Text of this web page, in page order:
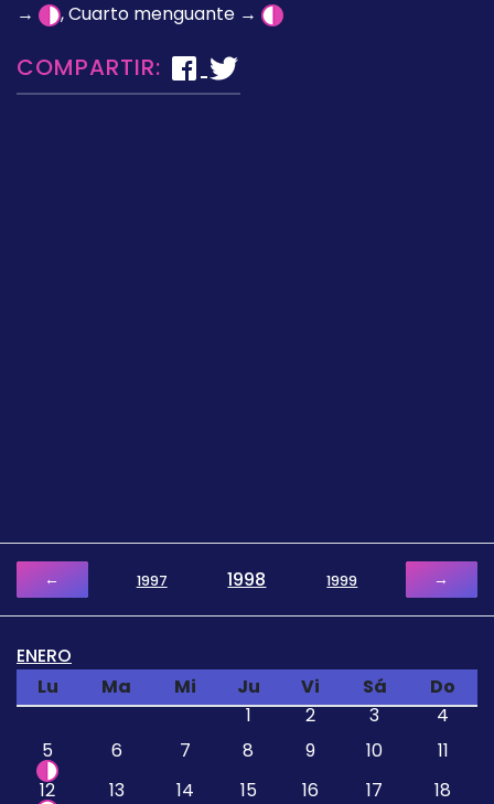
→
, Cuarto menguante →
COMPARTIR:
← 1997 1998 1999 →
ENERO
Lu
Ma Mi Ju Vi Sá
Do
1
2 3
4
5
6 7 8 9 10
11
12
13 14 15 16 17
18